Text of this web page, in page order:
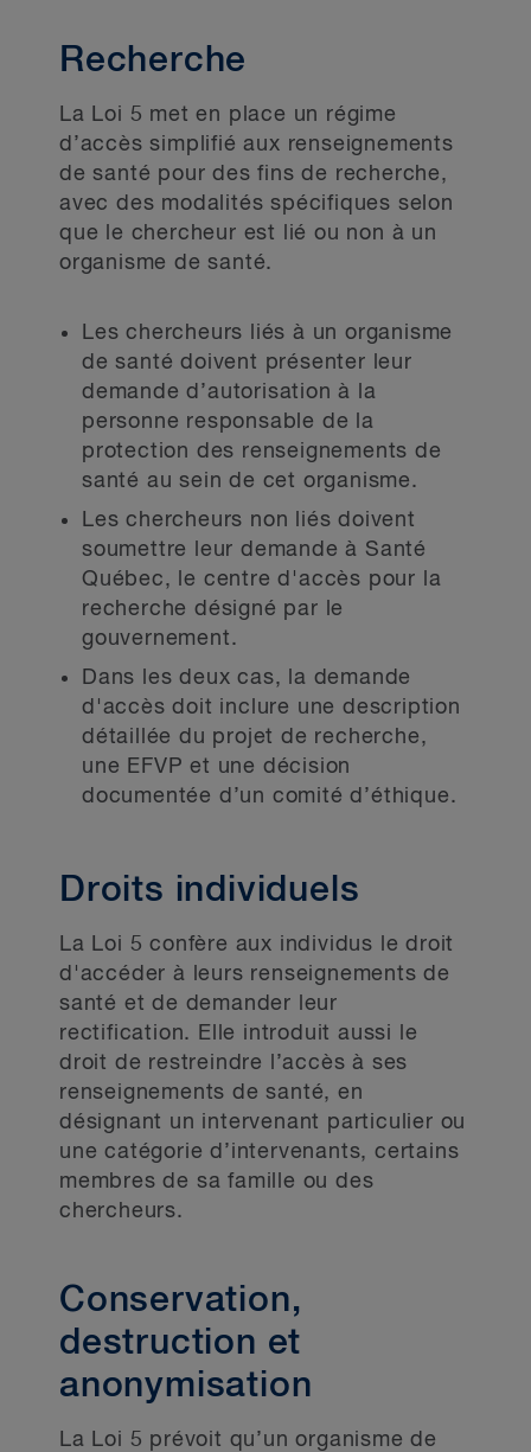
Recherche
La Loi 5 met en place un régime
d’accès simplifié aux renseignements
de santé pour des fins de recherche,
avec des modalités spécifiques selon
que le chercheur est lié ou non à un
organisme de santé.
Les chercheurs liés à un organisme
de santé doivent présenter leur
demande d’autorisation à la
personne responsable de la
protection des renseignements de
santé au sein de cet organisme.
Les chercheurs non liés doivent
soumettre leur demande à Santé
Québec, le centre d'accès pour la
recherche désigné par le
gouvernement.
Dans les deux cas, la demande
d'accès doit inclure une description
détaillée du projet de recherche,
une EFVP et une décision
documentée d’un comité d’éthique.
Droits individuels
La Loi 5 confère aux individus le droit
d'accéder à leurs renseignements de
santé et de demander leur
rectification. Elle introduit aussi le
droit de restreindre l’accès à ses
renseignements de santé, en
désignant un intervenant particulier ou
une catégorie d’intervenants, certains
membres de sa famille ou des
chercheurs.
Conservation,
destruction et
anonymisation
La Loi 5 prévoit qu’un organisme de